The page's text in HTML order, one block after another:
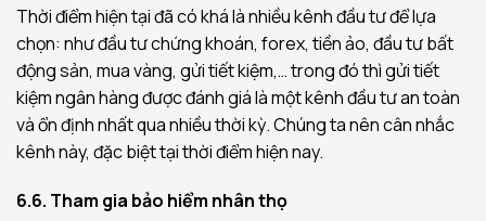
Thời điểm hiện tại đã có khá là nhiều kênh đầu tư để lựa
chọn: như đầu tư chứng khoán, forex, tiền ảo, đầu tư bất
động sản, mua vàng, gửi tiết kiệm,… trong đó thì gửi tiết
kiệm ngân hàng được đánh giá là một kênh đầu tư an toàn
và ổn định nhất qua nhiều thời kỳ. Chúng ta nên cân nhắc
kênh này, đặc biệt tại thời điểm hiện nay.
6.6. Tham gia bảo hiểm nhân thọ